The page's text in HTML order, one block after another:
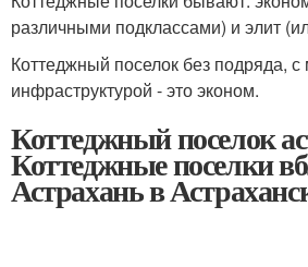
различными подклассами) и элит
Коттеджный поселок без подряда,
инфраструктурой - это эконом.
Коттеджный поселок
Коттеджные поселки
Астрахань в